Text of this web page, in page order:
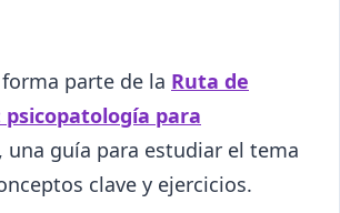
parte de la Ruta de
para
, una guía para estudiar el tema
clave y ejercicios.